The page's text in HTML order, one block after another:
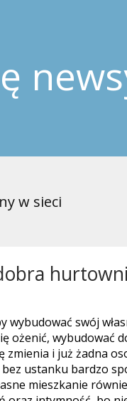
w sieci
swój
ożenić, wybudować
zmienia i już żadna
ustanku bardzo
mieszkanie